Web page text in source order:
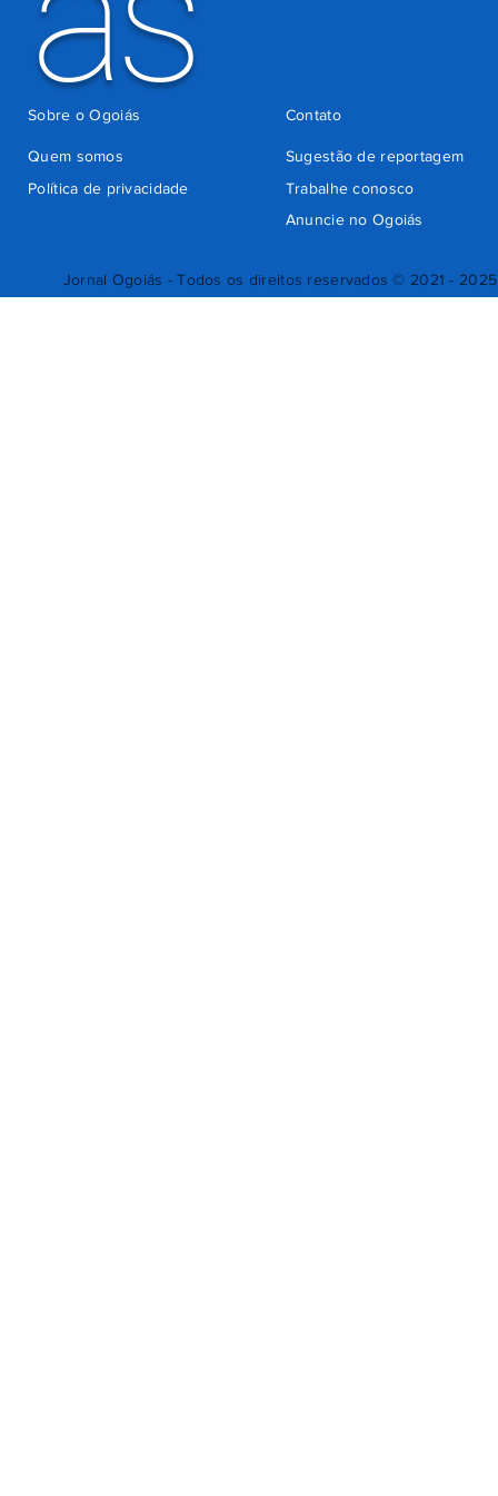
Jornal Ogoiás - Todos os direitos reservados © 2021 - 2025
Quem somos
Sugestão de reportagem
Trabalhe conosco
Política de privacidade
Anuncie no Ogoiás
Contato
Sobre o Ogoiás